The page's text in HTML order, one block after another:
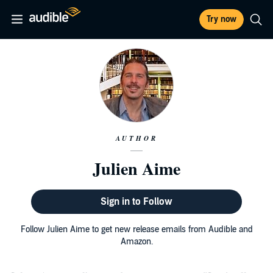
Try now
AUTHOR
Julien Aime
Sign in to Follow
Follow Julien Aime to get new release emails from Audible and
Amazon.